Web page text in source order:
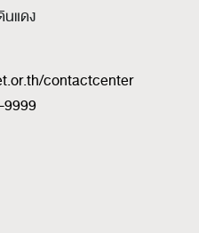
นแดง
contactcenter